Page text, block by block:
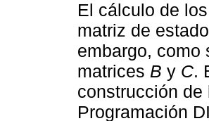
El cálculo de
matriz de
embargo, como
matrices B y C.
construcción de
Programación